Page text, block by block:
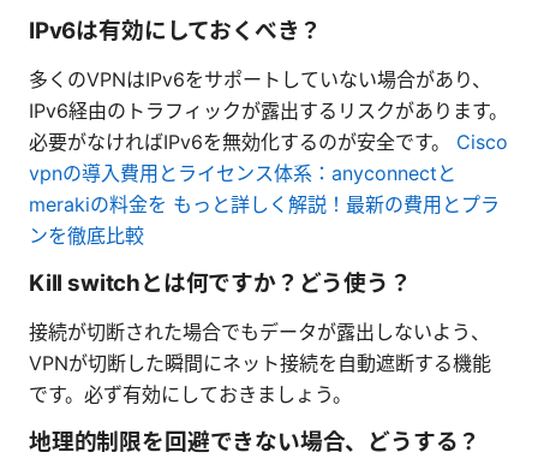
IPv6は有効にしておくべき？
多くのVPNはIPv6をサポートしていない場合があり、
IPv6経由のトラフィックが露出するリスクがあります。
必要がなければIPv6を無効化するのが安全です。 Cisco
vpnの導入費用とライセンス体系：anyconnectと
merakiの料金を もっと詳しく解説！最新の費用とプラ
ンを徹底比較
Kill switchとは何ですか？どう使う？
接続が切断された場合でもデータが露出しないよう、
VPNが切断した瞬間にネット接続を自動遮断する機能
です。必ず有効にしておきましょう。
地理的制限を回避できない場合、どうする？